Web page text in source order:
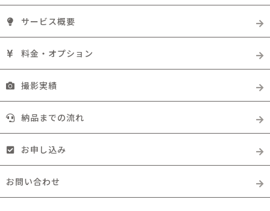
サービス概要
料金・オプション
撮影実績
納品までの流れ
お申し込み
お問い合わせ